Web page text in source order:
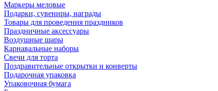
Маркеры меловые
Подарки, сувениры, награды
Товары для проведения праздников
Праздничные аксессуары
Воздушные шары
Карнавальные наборы
Свечи для торта
Поздравительные открытки и конверты
Подарочная упаковка
Упаковочная бумага